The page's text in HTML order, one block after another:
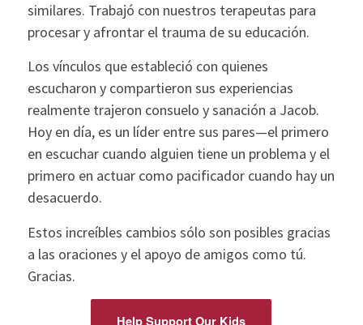
similares. Trabajó con nuestros terapeutas para
procesar y afrontar el trauma de su educación.
Los vínculos que estableció con quienes
escucharon y compartieron sus experiencias
realmente trajeron consuelo y sanación a Jacob.
Hoy en día, es un líder entre sus pares—el primero
en escuchar cuando alguien tiene un problema y el
primero en actuar como pacificador cuando hay un
desacuerdo.
Estos increíbles cambios sólo son posibles gracias
a las oraciones y el apoyo de amigos como tú.
Gracias.
Help Support Our Kids